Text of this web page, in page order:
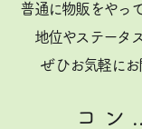
普通に物販をやっ
地位やステータ
ぜひお気軽にお
コンサル